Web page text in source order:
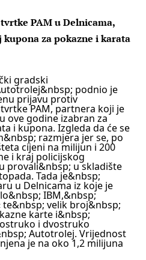
PAM u Delnicama,
za pokazne i karata
gradski
podnio je
prijavu protiv
PAM, partnera koji je
ove godine izabran za
i kupona. Izgleda da će se
razmjera jer se, po
cijeni na milijun i 200
i kraj policijskog
provali&nbsp; u skladište
Tada je&nbsp;
u Delnicama iz koje je
IBM,&nbsp;
velik broj&nbsp;
karte i&nbsp;
i dvostruko
Autotrolej. Vrijednost
je na oko 1,2 milijuna